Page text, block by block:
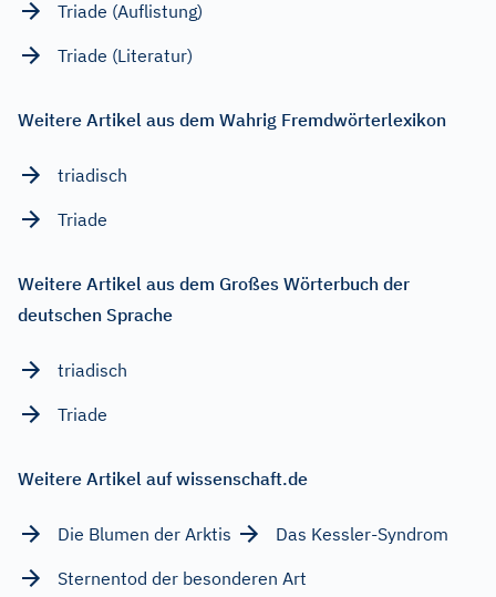
Triade (Auflistung)
Triade (Literatur)
Weitere Artikel aus dem Wahrig Fremdwörterlexikon
triadisch
Triade
Weitere Artikel aus dem Großes Wörterbuch der
deutschen Sprache
triadisch
Triade
Weitere Artikel auf wissenschaft.de
Die Blumen der Arktis
Das Kessler-Syndrom
Sternentod der besonderen Art